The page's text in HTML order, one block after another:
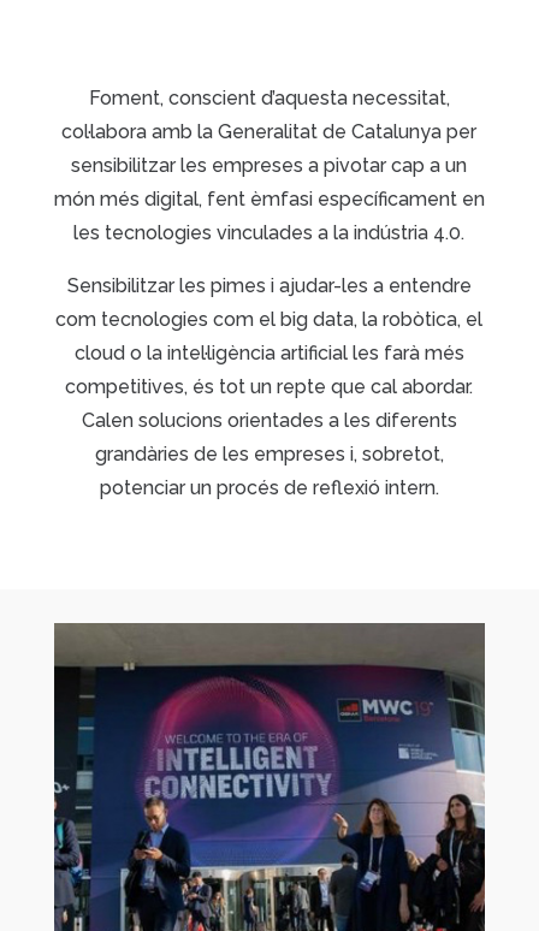
Foment, conscient d’aquesta necessitat,
col·labora amb la Generalitat de Catalunya per
sensibilitzar les empreses a pivotar cap a un
món més digital, fent èmfasi específicament en
les tecnologies vinculades a la indústria 4.0.
Sensibilitzar les pimes i ajudar-les a entendre
com tecnologies com el big data, la robòtica, el
cloud o la intel·ligència artificial les farà més
competitives, és tot un repte que cal abordar.
Calen solucions orientades a les diferents
grandàries de les empreses i, sobretot,
potenciar un procés de reflexió intern.